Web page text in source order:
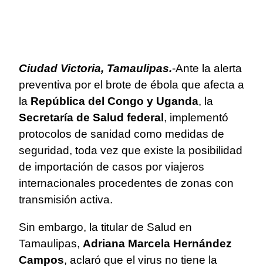
Ciudad Victoria, Tamaulipas.-Ante la alerta
preventiva por el brote de ébola que afecta a
la República del Congo y Uganda, la
Secretaría de Salud federal, implementó
protocolos de sanidad como medidas de
seguridad, toda vez que existe la posibilidad
de importación de casos por viajeros
internacionales procedentes de zonas con
transmisión activa.
Sin embargo, la titular de Salud en
Tamaulipas, Adriana Marcela Hernández
Campos, aclaró que el virus no tiene la